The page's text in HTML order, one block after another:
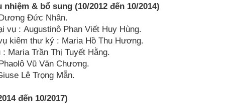
nhiệm & bổ sung (10/2012 đến 10/2014)
Đức Nhân.
vụ : Augustinô Phan Viết Huy Hùng.
kiêm thư ký : Maria Hồ Thu Hương.
Maria Trần Thị Tuyết Hằng.
Vũ Văn Chương.
Lê Trọng Mẫn.
đến 10/2017)